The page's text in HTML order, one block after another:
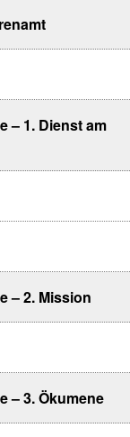
– 1. Dienst am
– 2. Mission
– 3. Ökumene